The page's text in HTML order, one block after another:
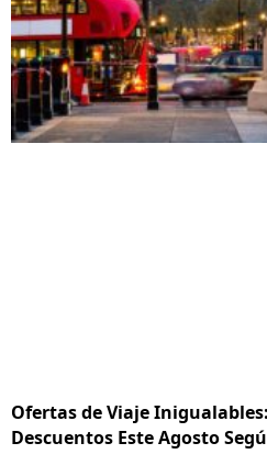
Ofertas de Viaje
Descuentos Este Agosto